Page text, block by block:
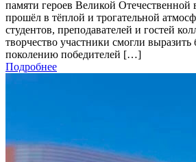
памяти героев Великой
прошёл в тёплой и трогательной
студентов, преподавателей и гостей
творчество участники смогли выразить
поколению победителей […]
Подробнее